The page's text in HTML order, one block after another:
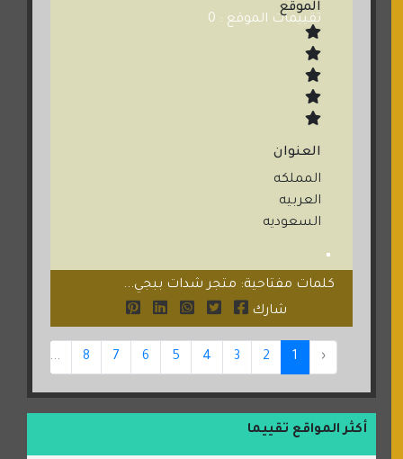
تقييمات الموقع : 0
الموقع
العنوان
المملكه
العربيه
السعوديه
كلمات مفتاحية: متجر شدات ببجي...
شارك
‹
1
2
3
4
5
6
7
8
...
أكثر المواقع تقييما